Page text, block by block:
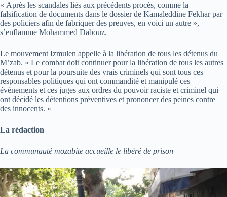
« Après les scandales liés aux précédents procès, comme la
falsification de documents dans le dossier de Kamaleddine Fekhar par
des policiers afin de fabriquer des preuves, en voici un autre »,
s’enflamme Mohammed Dabouz.
Le mouvement Izmulen appelle à la libération de tous les détenus du
M’zab. « Le combat doit continuer pour la libération de tous les autres
détenus et pour la poursuite des vrais criminels qui sont tous ces
responsables politiques qui ont commandité et manipulé ces
événements et ces juges aux ordres du pouvoir raciste et criminel qui
ont décidé les détentions préventives et prononcer des peines contre
des innocents. »
La rédaction
La communauté mozabite accueille le libéré de prison